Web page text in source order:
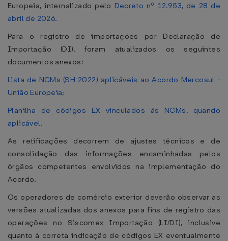
Europeia, internalizado pelo Decreto nº 12.953, de 28 de
abril de 2026.
Para o registro de importações por Declaração de
Importação (DI), foram atualizados os seguintes
documentos anexos:
Lista de NCMs (SH 2022) aplicáveis ao Acordo Mercosul -
União Europeia;
Planilha de códigos EX vinculados às NCMs, quando
aplicável.
As retificações decorrem de ajustes técnicos e de
consolidação das informações encaminhadas pelos
órgãos competentes envolvidos na implementação do
Acordo.
Os operadores de comércio exterior deverão observar as
versões atualizadas dos anexos para fins de registro das
operações no Siscomex Importação (LI/DI), inclusive
quanto à correta indicação de códigos EX eventualmente